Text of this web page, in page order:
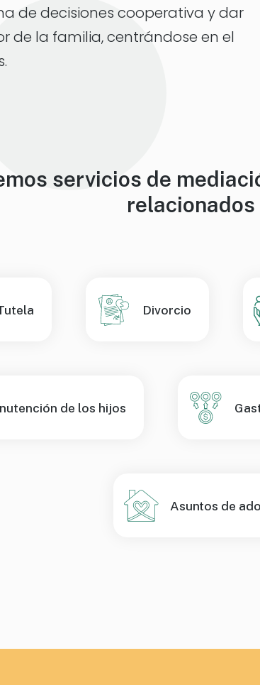
de decisiones cooperativa y dar
de la familia, centrándose en el
servicios de
Divorcio
de los hijos
Asuntos de